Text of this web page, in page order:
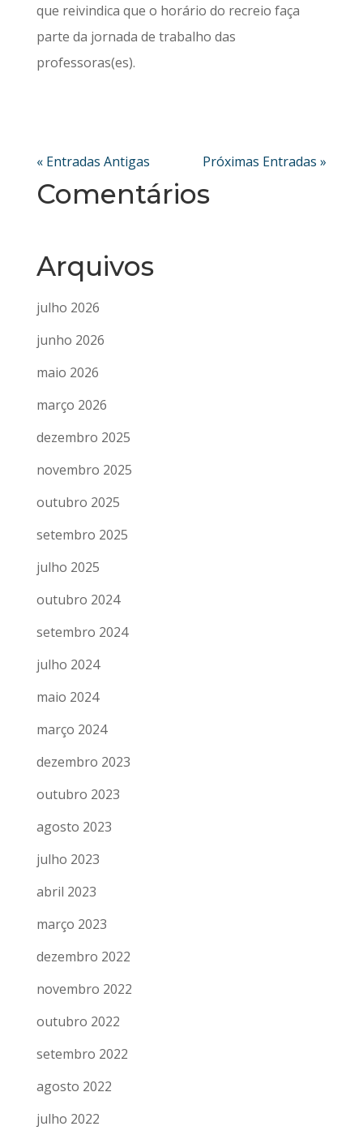
que reivindica que o horário do recreio faça
parte da jornada de trabalho das
professoras(es).
« Entradas Antigas Próximas Entradas »
Comentários
Arquivos
julho 2026
junho 2026
maio 2026
março 2026
dezembro 2025
novembro 2025
outubro 2025
setembro 2025
julho 2025
outubro 2024
setembro 2024
julho 2024
maio 2024
março 2024
dezembro 2023
outubro 2023
agosto 2023
julho 2023
abril 2023
março 2023
dezembro 2022
novembro 2022
outubro 2022
setembro 2022
agosto 2022
julho 2022